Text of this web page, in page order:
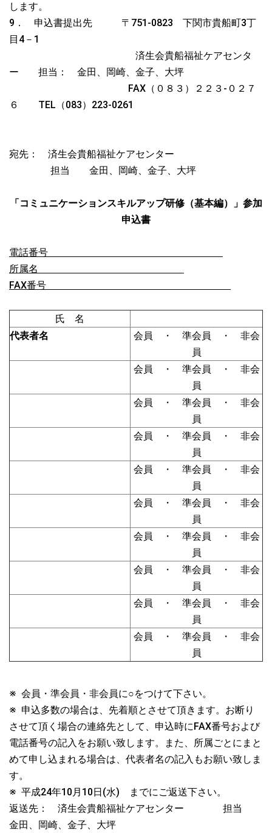
します。
9． 申込書提出先 〒751-0823 下関市貴船町3丁
目4－1
済生会貴船福祉ケアセンタ
ー 担当： 金田、岡崎、金子、大坪
FAX（０８３）２２３-０２７
６ TEL（083）223-0261
宛先： 済生会貴船福祉ケアセンター
担当 金田、岡崎、金子、大坪
「コミュニケーションスキルアップ研修（基本編）」参加
申込書
電話番号
所属名
FAX番号
氏 名
代表者名
会員 ・ 準会員 ・ 非会
員
会員 ・ 準会員 ・ 非会
員
会員 ・ 準会員 ・ 非会
員
会員 ・ 準会員 ・ 非会
員
会員 ・ 準会員 ・ 非会
員
会員 ・ 準会員 ・ 非会
員
会員 ・ 準会員 ・ 非会
員
会員 ・ 準会員 ・ 非会
員
会員 ・ 準会員 ・ 非会
員
会員 ・ 準会員 ・ 非会
員
※ 会員・準会員・非会員に○をつけて下さい。
※ 申込多数の場合は、先着順とさせて頂きます。お断り
させて頂く場合の連絡先として、申込時にFAX番号および
電話番号の記入をお願い致します。また、所属ごとにまと
めて申し込まれる場合は、代表者名の記入もお願い致しま
す。
※ 平成24年10月10日(水) までにご返送下さい。
返送先： 済生会貴船福祉ケアセンター 担当
金田、岡崎、金子、大坪